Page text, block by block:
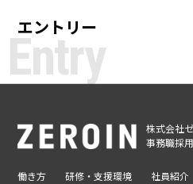
エントリー
株式会社
事務職採
働き方 研修・支援環境 社員紹介